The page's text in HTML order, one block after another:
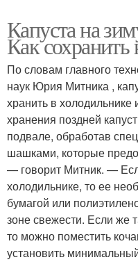
Капуста на
Как сохранить
По словам главного
наук Юрия Митника ,
хранить в
хранения поздней
подвале, обработав
шашками, которые
— говорит Митник. —
холодильнике, то ее
бумагой или
зоне свежести. Если же
то можно поместить
установить